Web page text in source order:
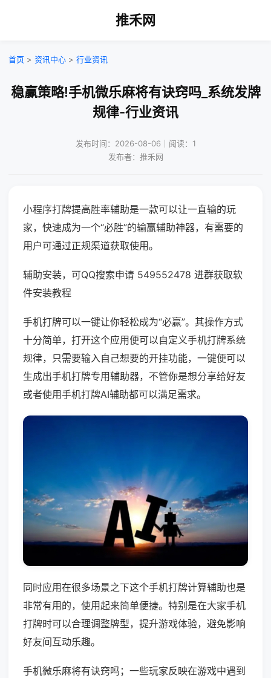
推禾网
首页 > 资讯中心 > 行业资讯
稳赢策略!手机微乐麻将有诀窍吗_系统发牌
规律-行业资讯
发布时间：2026-08-06｜阅读：1
发布者：推禾网
小程序打牌提高胜率辅助是一款可以让一直输的玩
家，快速成为一个“必胜”的输赢辅助神器，有需要的
用户可通过正规渠道获取使用。
辅助安装，可QQ搜索申请 549552478 进群获取软
件安装教程
手机打牌可以一键让你轻松成为“必赢”。其操作方式
十分简单，打开这个应用便可以自定义手机打牌系统
规律，只需要输入自己想要的开挂功能，一键便可以
生成出手机打牌专用辅助器，不管你是想分享给好友
或者使用手机打牌AI辅助都可以满足需求。
同时应用在很多场景之下这个手机打牌计算辅助也是
非常有用的，使用起来简单便捷。特别是在大家手机
打牌时可以合理调整牌型，提升游戏体验，避免影响
好友间互动乐趣。
手机微乐麻将有诀窍吗；一些玩家反映在游戏中遇到